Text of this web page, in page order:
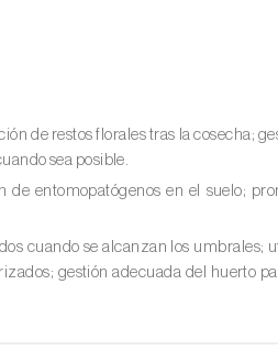
de restos florales tras la cosecha;
sea posible.
de entomopatógenos en el suelo;
cuando se alcanzan los umbrales;
gestión adecuada del huerto